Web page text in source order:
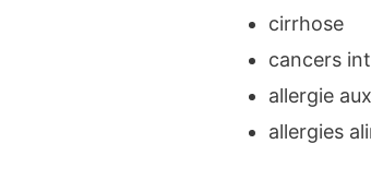
cirrhose
cancers
allergie
allergies